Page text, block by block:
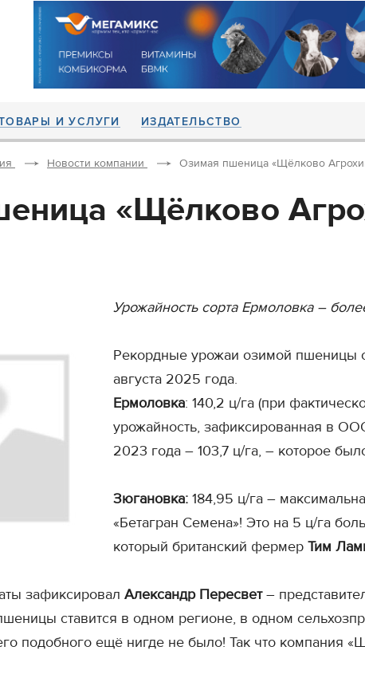
И УСЛУГИ ИЗДАТЕЛЬСТВО
Новости компании Озимая пшеница «Щёлково
«Щёлково
Урожайность сорта Ермоловка –
Рекордные урожаи озимой пшеницы
августа 2025 года.
Ермоловка: 140,2 ц/га (при
урожайность, зафиксированная в
2023 года – 103,7 ц/га, – которое
Зюгановка: 184,95 ц/га –
«Бетагран Семена»! Это на 5 ц/га
который британский фермер Тим
зафиксировал Александр Пересвет–
ставится в одном регионе, в одном
подобного ещё нигде не было! Так что компания